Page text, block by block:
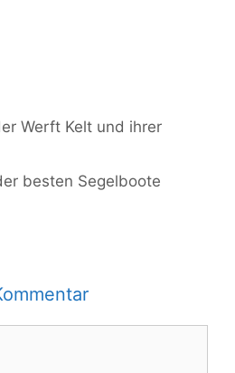
Werft Kelt und ihrer
besten Segelboote